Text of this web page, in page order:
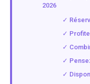
2026
✓
✓
✓
✓
✓